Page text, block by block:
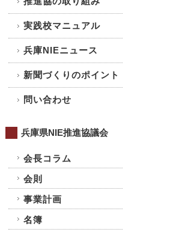
実践校マニュアル
兵庫NIEニュース
新聞づくりのポイント
問い合わせ
兵庫県NIE推進協議会
会長コラム
会則
事業計画
名簿